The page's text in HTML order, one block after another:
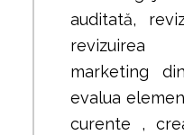
auditată,
marketing
evalua
curente ,